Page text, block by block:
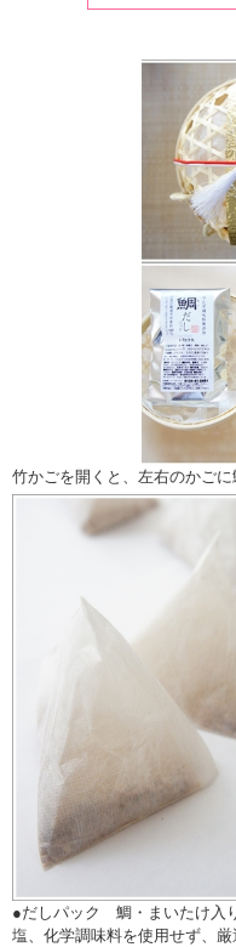
竹かごを開くと、左右のかごに
●だしパック 鯛・まいたけ入
塩、化学調味料を使用せず、厳